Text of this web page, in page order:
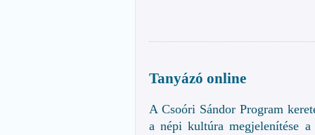
Tanyázó online
A Csoóri Sándor Program
a népi kultúra megjelenítése a